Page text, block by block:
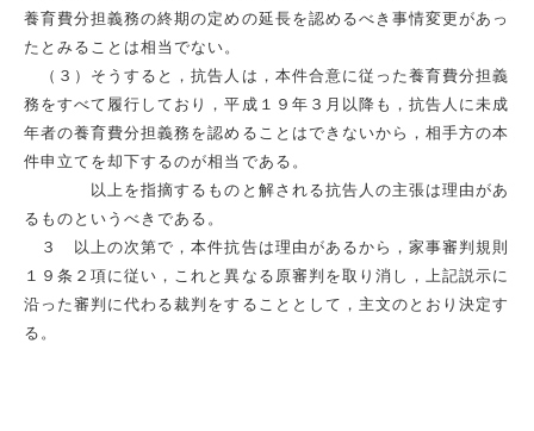
養育費分担義務の終期の定めの延長を認めるべき事情変更があっ
たとみることは相当でない。
（３）そうすると，抗告人は，本件合意に従った養育費分担義
務をすべて履行しており，平成１９年３月以降も，抗告人に未成
年者の養育費分担義務を認めることはできないから，相手方の本
件申立てを却下するのが相当である。
以上を指摘するものと解される抗告人の主張は理由があ
るものというべきである。
３ 以上の次第で，本件抗告は理由があるから，家事審判規則
１９条２項に従い，これと異なる原審判を取り消し，上記説示に
沿った審判に代わる裁判をすることとして，主文のとおり決定す
る。